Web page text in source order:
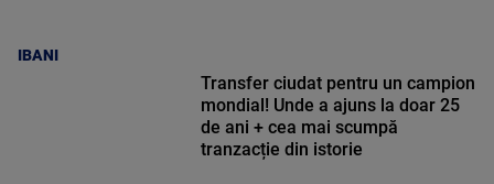
IBANI
Transfer ciudat pentru un campion
mondial! Unde a ajuns la doar 25
de ani + cea mai scumpă
tranzacție din istorie